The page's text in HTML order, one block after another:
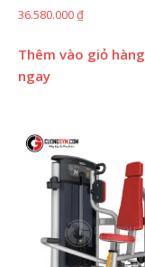
36.580.000₫
Thêm vào giỏ hàng
ngay